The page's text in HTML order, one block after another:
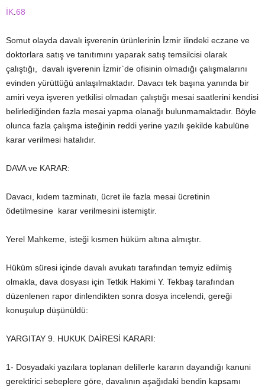
İK 68
Somut olayda davalı işverenin ürünlerinin İzmir ilindeki eczane ve
doktorlara satış ve tanıtımını yaparak satış temsilcisi olarak
çalıştığı, davalı işverenin İzmir`de ofisinin olmadığı çalışmalarını
evinden yürüttüğü anlaşılmaktadır. Davacı tek başına yanında bir
amiri veya işveren yetkilisi olmadan çalıştığı mesai saatlerini kendisi
belirlediğinden fazla mesai yapma olanağı bulunmamaktadır. Böyle
olunca fazla çalışma isteğinin reddi yerine yazılı şekilde kabulüne
karar verilmesi hatalıdır.
DAVA ve KARAR:
Davacı, kıdem tazminatı, ücret ile fazla mesai ücretinin
ödetilmesine karar verilmesini istemiştir.
Yerel Mahkeme, isteği kısmen hüküm altına almıştır.
Hüküm süresi içinde davalı avukatı tarafından temyiz edilmiş
olmakla, dava dosyası için Tetkik Hakimi Y. Tekbaş tarafından
düzenlenen rapor dinlendikten sonra dosya incelendi, gereği
konuşulup düşünüldü:
YARGITAY 9. HUKUK DAİRESİ KARARI:
1- Dosyadaki yazılara toplanan delillerle kararın dayandığı kanuni
gerektirici sebeplere göre, davalının aşağıdaki bendin kapsamı